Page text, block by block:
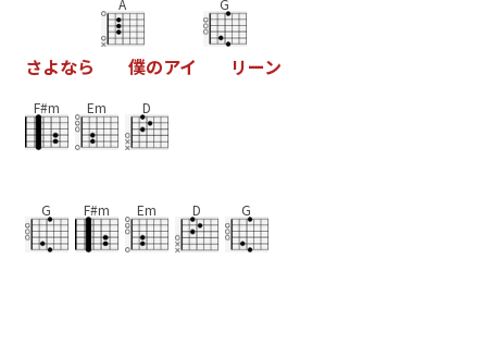
さよなら
A
僕のアイ
G
リーン
F#m Em D
G F#m Em D G